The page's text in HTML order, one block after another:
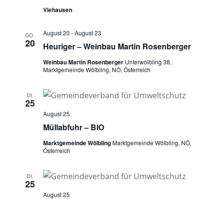
Viehausen
DO.
20 Heuriger – Weinbau Martin Rosenberger
August 20 -August 23
Weinbau Martin Rosenberger Unterwölbling 38,
Marktgemeinde Wölbling, NÖ, Österreich
DI.
25
Müllabfuhr – BIO
August 25
Marktgemeinde WölblingMarktgemeinde Wölbling, NÖ,
Österreich
DI.
25
August 25